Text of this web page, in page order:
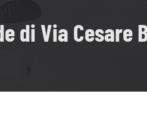
di Via Cesare